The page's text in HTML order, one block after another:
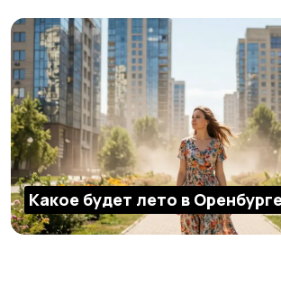
Какое будет лето в